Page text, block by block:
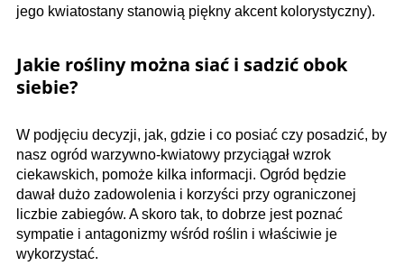
jego kwiatostany stanowią piękny akcent kolorystyczny).
Jakie rośliny można siać i sadzić obok
siebie?
W podjęciu decyzji, jak, gdzie i co posiać czy posadzić, by
nasz ogród warzywno-kwiatowy przyciągał wzrok
ciekawskich, pomoże kilka informacji. Ogród będzie
dawał dużo zadowolenia i korzyści przy ograniczonej
liczbie zabiegów. A skoro tak, to dobrze jest poznać
sympatie i antagonizmy wśród roś­lin i właściwie je
wykorzystać.